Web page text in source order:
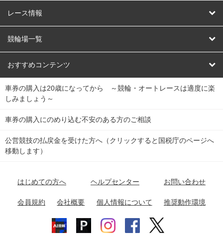
競輪
オートレース
競輪くじ
Dokanto!
チャリロトプラザ
レース情報
レース予想
レース結果
キャリーオーバー一覧
競輪場一覧
北日本 函館競輪場
関
東
弥彦競輪場 前橋競輪場 取手競輪場 宇都宮競輪場
関
東
小田原競輪場
名古屋競輪場 岐阜競輪場 大垣競輪場 豊橋競輪場
富山競輪場 松阪競輪場 四日市競輪場
福井競輪場 奈良競輪場 向日町競輪場
おすすめコンテンツ
競輪選手情報
Perfecta Navi
netkeirin
車券の購入は20歳になってから ～競輪・オートレースは適度に楽
しみましょう～
車券の購入にのめり込む不安のある方のご相談
公営競技の払戻金を受けた方へ（クリックすると国税庁のページへ
移動します）
はじめての方へ ヘルプセンター お問い合わせ
会員規約 会社概要 個人情報について 推奨動作環境